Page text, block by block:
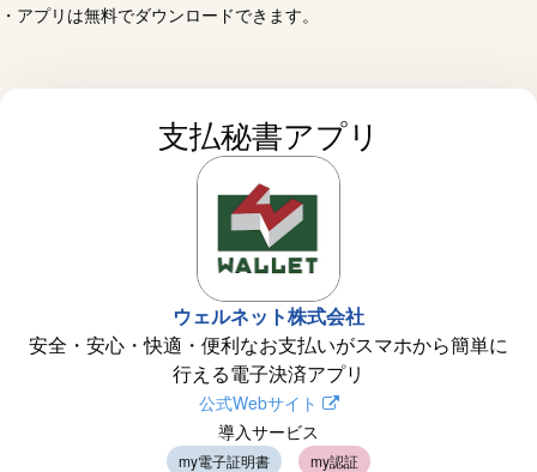
アプリは無料でダウンロードできます。
支払秘書アプリ
ウェルネット株式会社
安全・安心・快適・便利なお支払いがスマホから簡単に
行える電子決済アプリ
公式Webサイト
導入サービス
my電子証明書 my認証